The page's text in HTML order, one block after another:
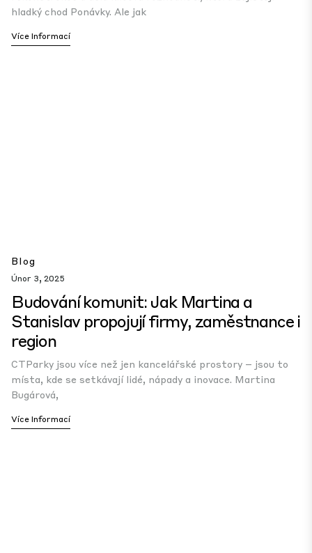
hladký chod Ponávky. Ale jak
Více Informací
Blog
Únor 3, 2025
Budování komunit: Jak Martina a
Stanislav propojují firmy, zaměstnance i
region
CTParky jsou více než jen kancelářské prostory – jsou to
místa, kde se setkávají lidé, nápady a inovace. Martina
Bugárová,
Více Informací